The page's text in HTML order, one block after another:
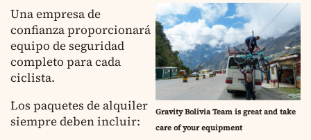
Una empresa de
confianza proporcionará
equipo de seguridad
completo para cada
ciclista.
Los paquetes de alquiler
siempre deben incluir:
Gravity Bolivia Team is great and take
care of your equipment